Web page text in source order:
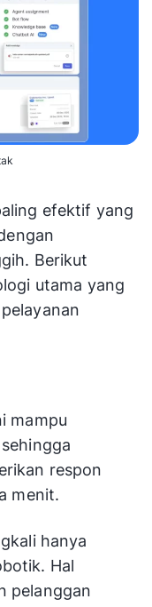
efektif yang
Berikut
utama yang
mampu
respon
menit.
hanya
Hal
pelanggan